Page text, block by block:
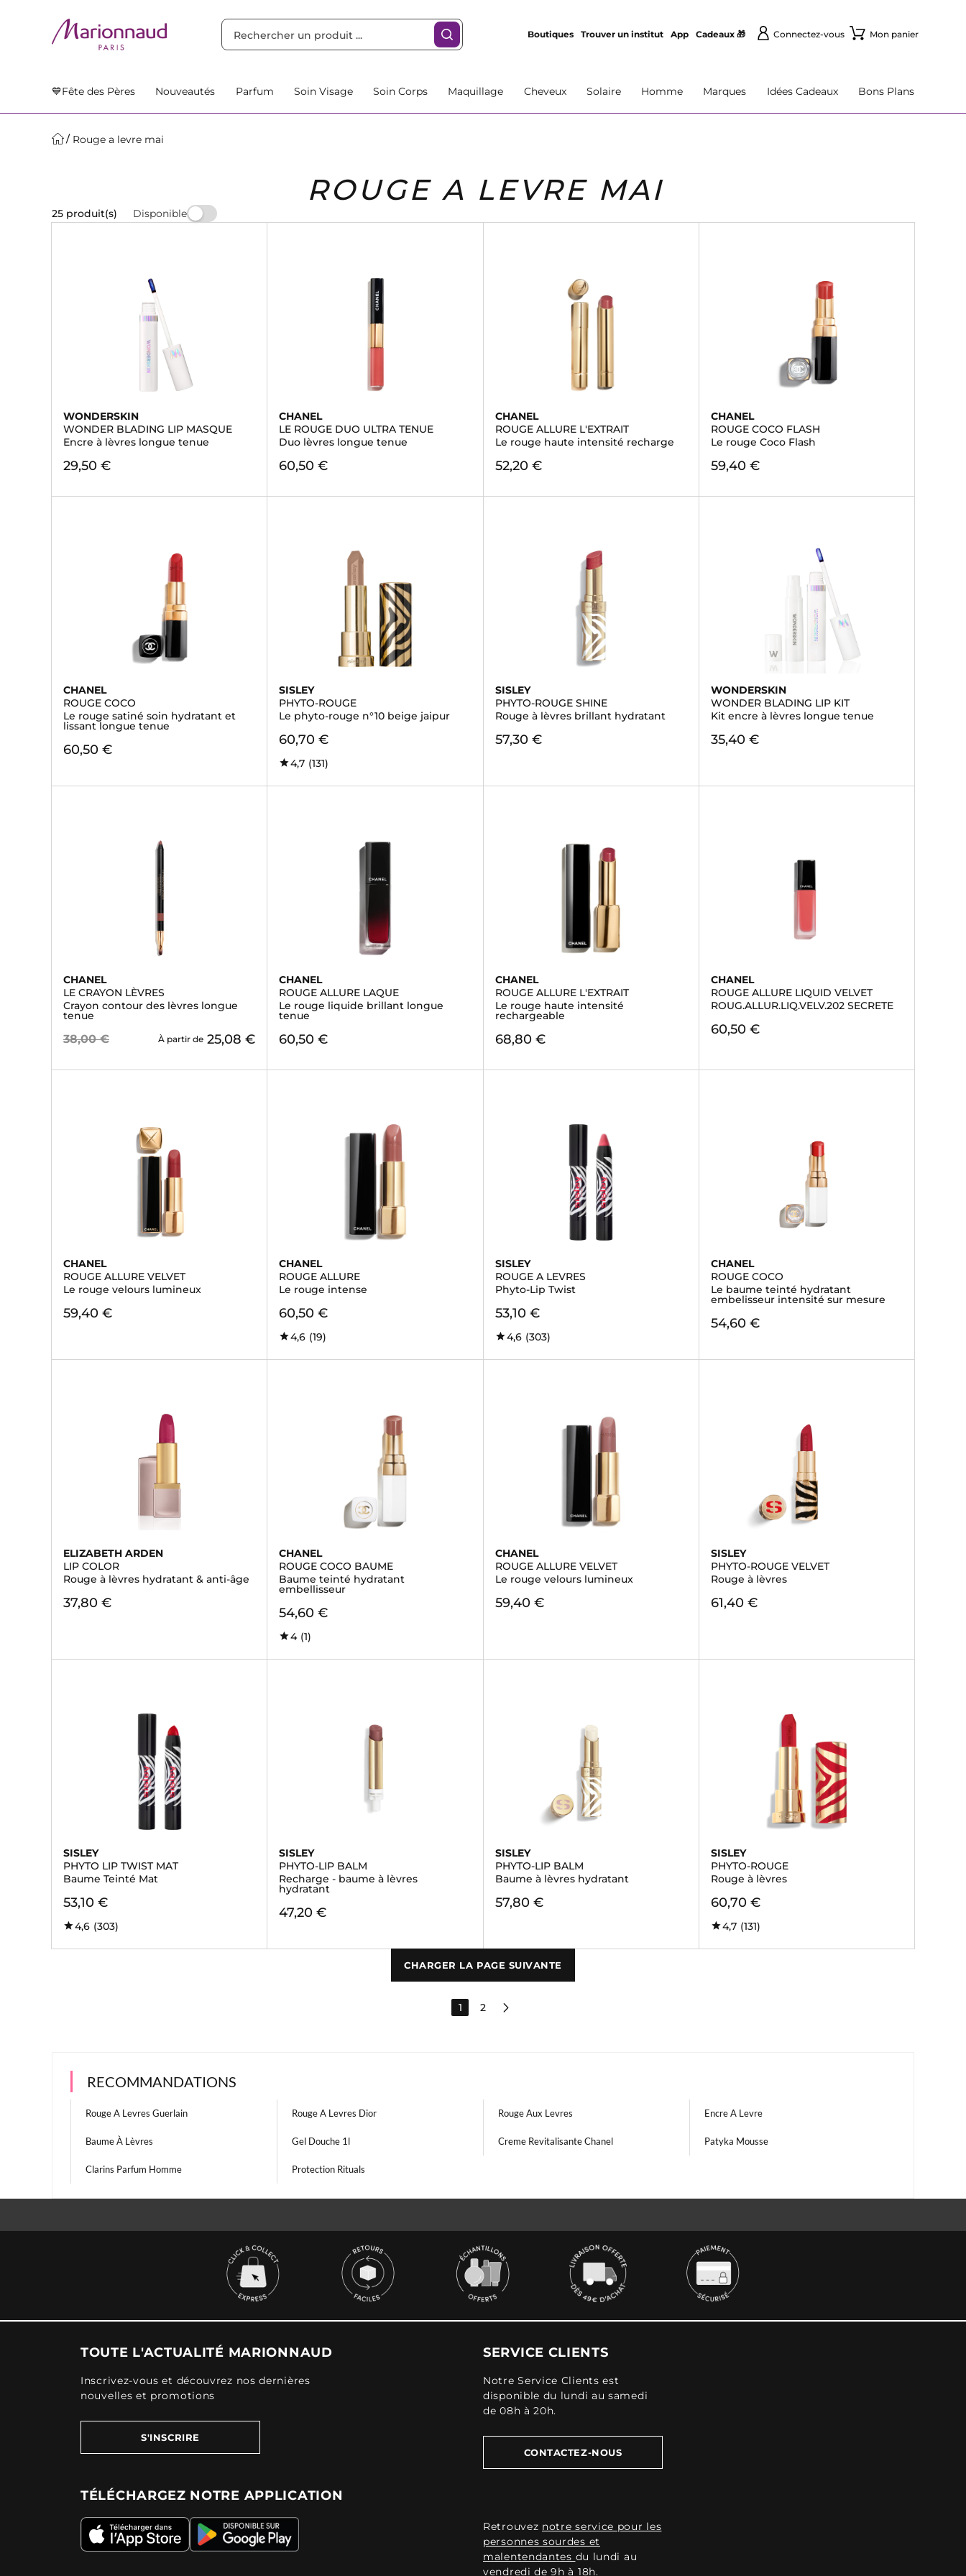
Boutiques Trouver un institut App Cadeaux 🎁 Connectez-vous Mon panier
💙Fête des Pères Nouveautés Parfum Soin Visage Soin Corps Maquillage Cheveux Solaire Homme Marques Idées Cadeaux Bons Plans
Rouge a levre mai
ROUGE A LEVRE MAI
25 produit(s) Disponible
WONDERSKIN
WONDER BLADING LIP MASQUE
Encre à lèvres longue tenue
29,50 €
CHANEL
LE ROUGE DUO ULTRA TENUE
Duo lèvres longue tenue
60,50 €
CHANEL
ROUGE ALLURE L'EXTRAIT
Le rouge haute intensité recharge
52,20 €
CHANEL
ROUGE COCO FLASH
Le rouge Coco Flash
59,40 €
CHANEL
ROUGE COCO
Le rouge satiné soin hydratant et
lissant longue tenue
60,50 €
SISLEY
PHYTO-ROUGE
Le phyto-rouge n°10 beige jaipur
60,70 €
4,7 (131)
SISLEY
PHYTO-ROUGE SHINE
Rouge à lèvres brillant hydratant
57,30 €
WONDERSKIN
WONDER BLADING LIP KIT
Kit encre à lèvres longue tenue
35,40 €
CHANEL
LE CRAYON LÈVRES
Crayon contour des lèvres longue
tenue
38,00 € À partir de 25,08 €
CHANEL
ROUGE ALLURE LAQUE
Le rouge liquide brillant longue
tenue
60,50 €
CHANEL
ROUGE ALLURE L'EXTRAIT
Le rouge haute intensité
rechargeable
68,80 €
CHANEL
ROUGE ALLURE LIQUID VELVET
ROUG.ALLUR.LIQ.VELV.202 SECRETE
60,50 €
CHANEL
ROUGE ALLURE VELVET
Le rouge velours lumineux
59,40 €
CHANEL
ROUGE ALLURE
Le rouge intense
60,50 €
4,6 (19)
SISLEY
ROUGE A LEVRES
Phyto-Lip Twist
53,10 €
4,6 (303)
CHANEL
ROUGE COCO
Le baume teinté hydratant
embelisseur intensité sur mesure
54,60 €
ELIZABETH ARDEN
LIP COLOR
Rouge à lèvres hydratant & anti-âge
37,80 €
CHANEL
ROUGE COCO BAUME
Baume teinté hydratant
embellisseur
54,60 €
4 (1)
CHANEL
ROUGE ALLURE VELVET
Le rouge velours lumineux
59,40 €
SISLEY
PHYTO-ROUGE VELVET
Rouge à lèvres
61,40 €
SISLEY
PHYTO LIP TWIST MAT
Baume Teinté Mat
53,10 €
4,6 (303)
SISLEY
PHYTO-LIP BALM
Recharge - baume à lèvres
hydratant
47,20 €
SISLEY
PHYTO-LIP BALM
Baume à lèvres hydratant
57,80 €
SISLEY
PHYTO-ROUGE
Rouge à lèvres
60,70 €
4,7 (131)
CHARGER LA PAGE SUIVANTE
1 2
RECOMMANDATIONS
Rouge A Levres Guerlain Rouge A Levres Dior Rouge Aux Levres Encre A Levre
Baume À Lèvres Gel Douche 1l Creme Revitalisante Chanel Patyka Mousse
Clarins Parfum Homme Protection Rituals
TOUTE L'ACTUALITÉ MARIONNAUD
Inscrivez-vous et découvrez nos dernières
nouvelles et promotions
S'INSCRIRE
TÉLÉCHARGEZ NOTRE APPLICATION
SERVICE CLIENTS
Notre Service Clients est
disponible du lundi au samedi
de 08h à 20h.
CONTACTEZ-NOUS
Retrouvez notre service pour les
personnes sourdes et
malentendantes du lundi au
vendredi de 9h à 18h.